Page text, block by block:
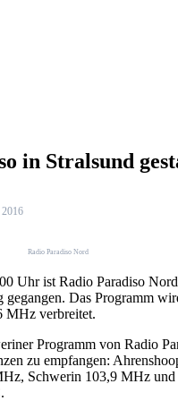
in Stralsund
Radio Paradiso Nord
Uhr ist Radio Paradiso
gegangen. Das Programm
MHz verbreitet.
Programm von Radio
zu empfangen:
Schwerin 103,9 MHz und